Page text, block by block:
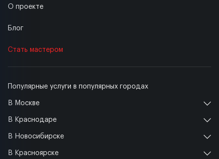
Популярные услуги в популярных городах
В Москве
В Краснодаре
В Новосибирске
В Красноярске
О проекте
Блог
Стать мастером